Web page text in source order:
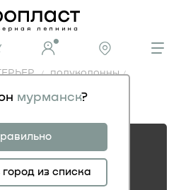
мурманск?
из списка
полуколонны